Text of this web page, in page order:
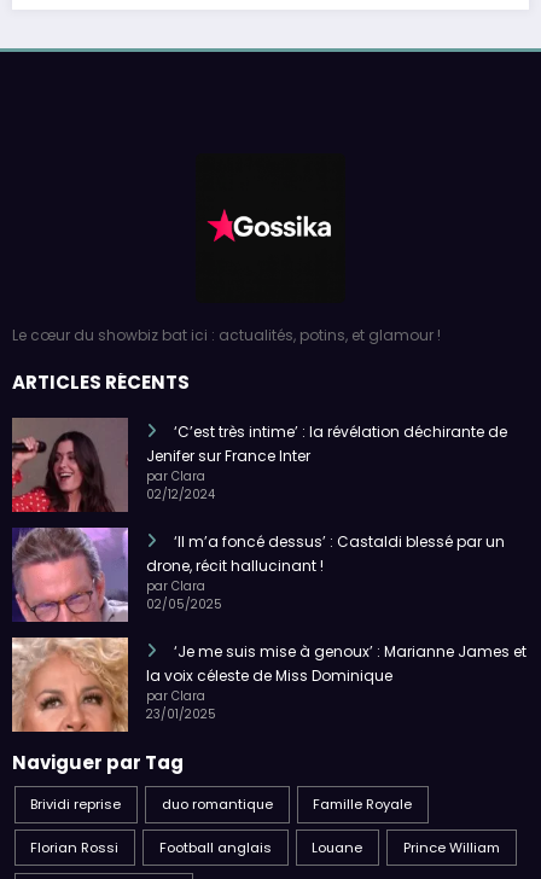
Le cœur du showbiz bat ici : actualités, potins, et glamour !
ARTICLES RÉCENTS
‘C’est très intime’ : la révélation déchirante de
Jenifer sur France Inter
par Clara
02/12/2024
‘Il m’a foncé dessus’ : Castaldi blessé par un
drone, récit hallucinant !
par Clara
02/05/2025
‘Je me suis mise à genoux’ : Marianne James et
la voix céleste de Miss Dominique
par Clara
23/01/2025
Naviguer par Tag
Brividi reprise duo romantique Famille Royale
Florian Rossi Football anglais Louane Prince William